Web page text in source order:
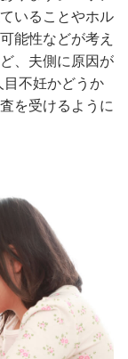
いることやホル
能性などが考え
、夫側に原因が
不妊かどうか
を受けるように